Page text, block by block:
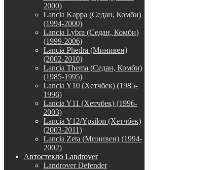
2000)
Lancia Kappa (Седан, Комби)
(1994-2000)
Lancia Lybra (Седан, Комби)
(1999-2006)
Lancia Phedra (Минивен)
(2002-2010)
Lancia Thema (Седан, Комби)
(1985-1995)
Lancia Y10 (Хетчбек) (1985-
1996)
Lancia Y11 (Хетчбек) (1996-
2003)
Lancia Y12/Ypsilon (Хетчбек)
(2003-2011)
Lancia Zeta (Минивен) (1994-
2002)
Автостекло Landrover
Landrover Defender